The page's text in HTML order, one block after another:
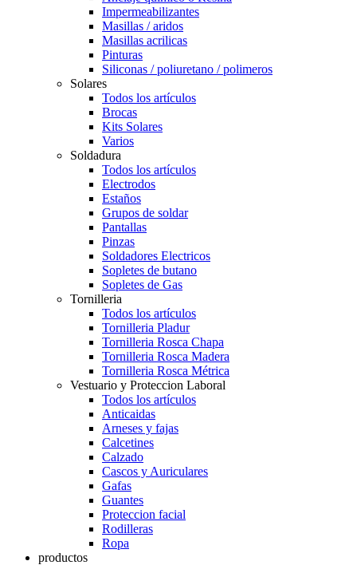
Impermeabilizantes
Masillas / aridos
Masillas acrilicas
Pinturas
Siliconas / poliuretano / polimeros
Solares
Todos los artículos
Brocas
Kits Solares
Varios
Soldadura
Todos los artículos
Electrodos
Estaños
Grupos de soldar
Pantallas
Pinzas
Soldadores Electricos
Sopletes de butano
Sopletes de Gas
Tornilleria
Todos los artículos
Tornilleria Pladur
Tornilleria Rosca Chapa
Tornilleria Rosca Madera
Tornilleria Rosca Métrica
Vestuario y Proteccion Laboral
Todos los artículos
Anticaidas
Arneses y fajas
Calcetines
Calzado
Cascos y Auriculares
Gafas
Guantes
Proteccion facial
Rodilleras
Ropa
productos